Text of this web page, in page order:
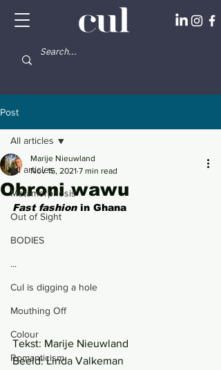
Post
All articles
Metamorphosis
Out of Sight
BODIES
...
Cul is digging a hole
Mouthing Off
Colour
Romanticism
All articles
Obroni wawu
Marije Nieuwland
Nov 15, 2021 7 min read
Fast fashion in Ghana
Tekst: Marije Nieuwland
Beeld: Linda Valkeman